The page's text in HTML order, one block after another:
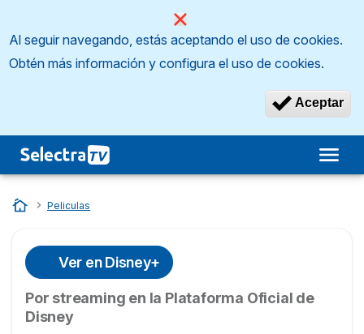
Al seguir navegando, estás aceptando el uso de cookies.
Obtén más información y configura el uso de cookies.
Aceptar
Inicio
…
Peliculas
Ver en Disney+
Por streaming en la Plataforma Oficial de
Disney